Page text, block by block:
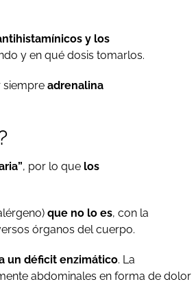
y los
y en qué dosis tomarlos.
siempre adrenalina
, por lo que los
que no lo es, con la
órganos del cuerpo.
un déficit enzimático. La
abdominales en forma de dolor